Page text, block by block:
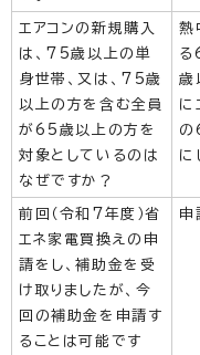
エアコンの新規購入
は、75歳以上の単
身世帯、又は、75歳
以上の方を含む全員
が65歳以上の方を
対象としているのは
なぜですか？
熱
る
歳
に
の
に
前回（令和7年度）省
エネ家電買換えの申
請をし、補助金を受
け取りましたが、今
回の補助金を申請す
ることは可能です
申